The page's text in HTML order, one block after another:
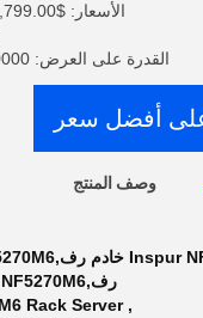
الأسعار: $1,799.00/pieces >=2 pieces
القدرة على العرض: 10000 قطعة/قطعة شهرياً
أفضل سعر
وصف المنتج
رف,2U Inspur NF5270M6 خادم رف
,
Rack Server